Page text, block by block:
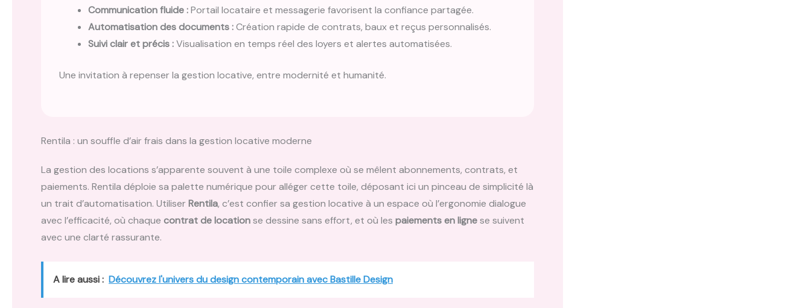
Communication fluide :Portail locataire et messagerie favorisent la confiance partagée.
Automatisation des documents :Création rapide de contrats, baux et reçus personnalisés.
Suivi clair et précis :Visualisation en temps réel des loyers et alertes automatisées.
Une invitation à repenser la gestion locative, entre modernité et humanité.
Rentila : un souffle d’air frais dans la gestion locative moderne
La gestion des locations s’apparente souvent à une toile complexe où se mêlent abonnements, contrats, et
paiements. Rentila déploie sa palette numérique pour alléger cette toile, déposant ici un pinceau de simplicité là
un trait d’automatisation. UtiliserRentila, c’est confier sa gestion locative à un espace où l’ergonomie dialogue
avec l’efficacité, où chaque contrat de locationse dessine sans effort, et où les paiements en lignese suivent
avec une clarté rassurante.
A lire aussi : Découvrez l'univers du design contemporain avec Bastille Design